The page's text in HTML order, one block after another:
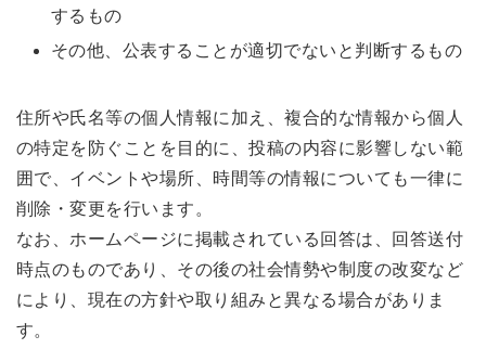
するもの
その他、公表することが適切でないと判断するもの
住所や氏名等の個人情報に加え、複合的な情報から個人
の特定を防ぐことを目的に、投稿の内容に影響しない範
囲で、イベントや場所、時間等の情報についても一律に
削除・変更を行います。
なお、ホームページに掲載されている回答は、回答送付
時点のものであり、その後の社会情勢や制度の改変など
により、現在の方針や取り組みと異なる場合がありま
す。